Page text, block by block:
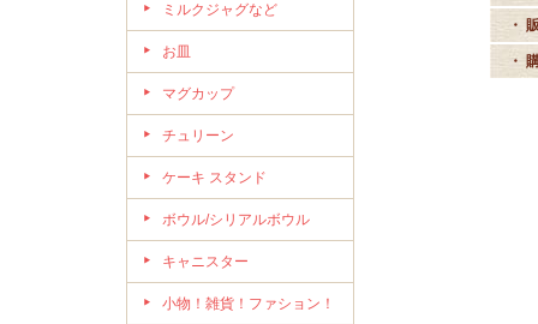
ミルクジャグなど
お皿
マグカップ
チュリーン
ケーキ スタンド
ボウル/シリアルボウル
キャニスター
小物！雑貨！ファション！
・
・